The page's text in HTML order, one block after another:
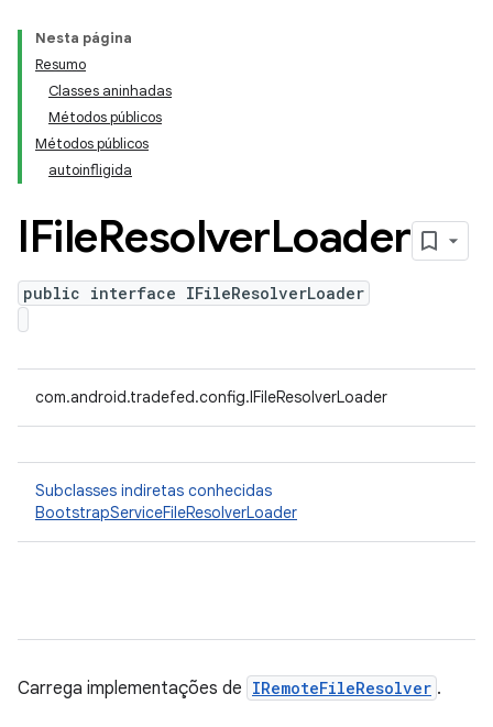
Nesta página
Resumo
Classes aninhadas
Métodos públicos
Métodos públicos
autoinfligida
IFileResolverLoader
public interface IFileResolverLoader
com.android.tradefed.config.IFileResolverLoader
Subclasses indiretas conhecidas
BootstrapServiceFileResolverLoader
Carrega implementações de IRemoteFileResolver .